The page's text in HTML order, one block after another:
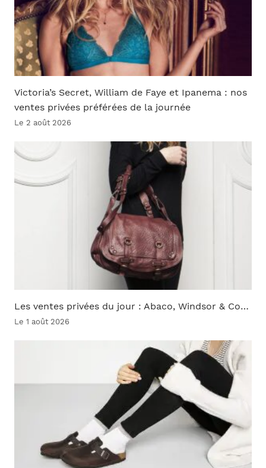
Victoria’s Secret, William de Faye et Ipanema : nos
ventes privées préférées de la journée
Le 2 août 2026
Les ventes privées du jour : Abaco, Windsor & Co…
Le 1 août 2026